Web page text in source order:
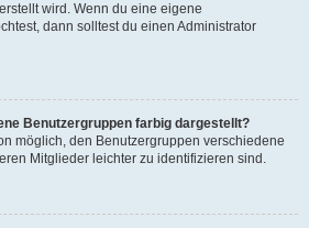
wird. Wenn du eine eigene
dann solltest du einen Administrator
Benutzergruppen farbig dargestellt?
möglich, den Benutzergruppen verschiedene
Mitglieder leichter zu identifizieren sind.